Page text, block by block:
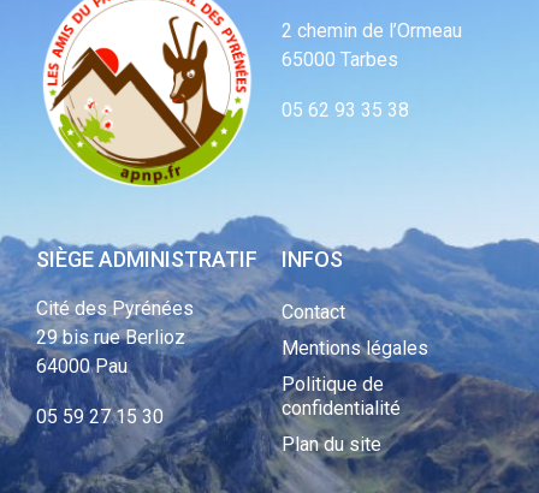
2 chemin de l’Ormeau
65000 Tarbes
05 62 93 35 38
SIÈGE ADMINISTRATIF
Cité des Pyrénées
29 bis rue Berlioz
64000 Pau
05 59 27 15 30
INFOS
Contact
Mentions légales
Politique de
confidentialité
Plan du site